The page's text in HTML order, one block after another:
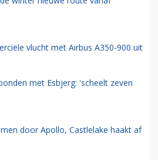
vlucht met Airbus A350-900 uit
met Esbjerg: 'scheelt zeven
door Apollo, Castlelake haakt af